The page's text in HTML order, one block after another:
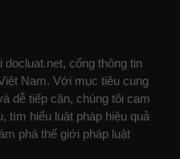
cổng thông tin
Nam. Với mục tiêu cung
dễ tiếp cận, chúng tôi cam
tìm hiểu luật pháp hiệu quả
phá thế giới pháp luật